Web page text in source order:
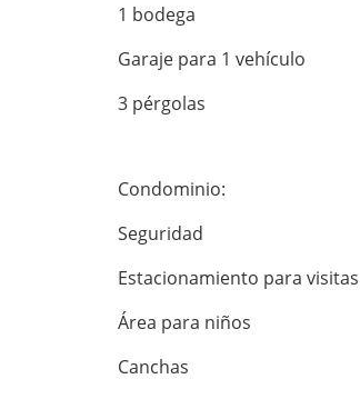
1 bodega
Garaje para 1 vehículo
3 pérgolas
Condominio:
Seguridad
Estacionamiento para visitas
Área para niños
Canchas